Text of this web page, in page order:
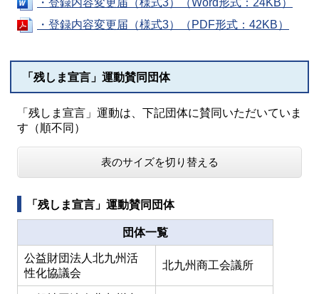
・登録内容変更届（様式3）（Word形式：24KB）
・登録内容変更届（様式3）（PDF形式：42KB）
「残しま宣言」運動賛同団体
「残しま宣言」運動は、下記団体に賛同いただいていま
す（順不同）
表のサイズを切り替える
「残しま宣言」運動賛同団体
団体一覧
公益財団法人北九州活
性化協議会
北九州商工会議所